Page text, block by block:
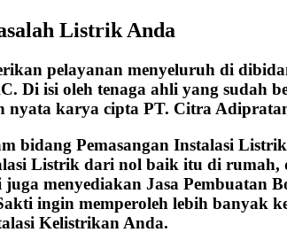
Listrik Anda
pelayanan menyeluruh di
Di isi oleh tenaga ahli yang sudah
karya cipta PT. Citra
bidang Pemasangan Instalasi
Listrik dari nol baik itu di
menyediakan Jasa Pembuatan
ingin memperoleh lebih banyak
Kelistrikan Anda.